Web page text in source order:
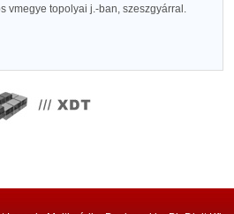
vmegye topolyai j.-ban, szeszgyárral.